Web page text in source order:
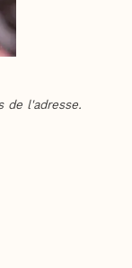
de l'adresse.